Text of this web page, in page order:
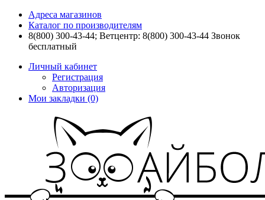
Адреса магазинов
Каталог по производителям
8(800) 300-43-44; Ветцентр: 8(800) 300-43-44 Звонок
бесплатный
Личный кабинет
Регистрация
Авторизация
Мои закладки (0)